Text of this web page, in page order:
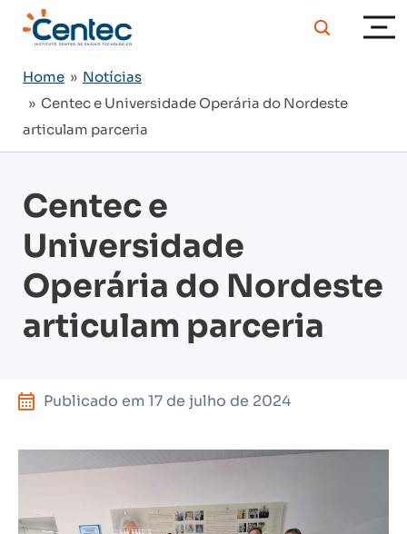
Home » Notícias
» Centec e Universidade Operária do Nordeste
articulam parceria
Centec e
Universidade
Operária do Nordeste
articulam parceria
Publicado em 17 de julho de 2024